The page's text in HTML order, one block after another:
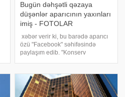
Bugün dəhşətli qəzaya
düşənlər aparıcının yaxınları
imiş - FOTOLAR
xəbər verir ki, bu barədə aparıcı
özü "Facebook" səhifəsində
paylaşım edib. "Konserv
gəlinlərimiz vardı. Bu gün
bayramı qeyd etmək üçün bizə
qonaq gəlirdilər